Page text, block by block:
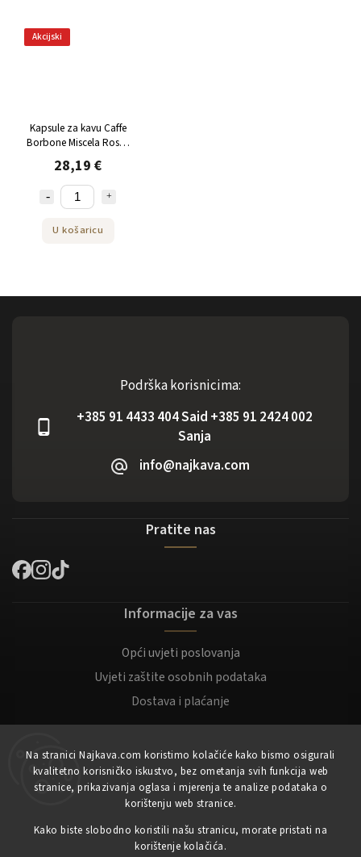
Na stranici Najkava.com koristimo kolačiće kako bismo osigurali
kvalitetno korisničko iskustvo, bez ometanja svih funkcija web
stranice, prikazivanja oglasa i mjerenja te analize podataka o
korištenju web stranice.
Kako biste slobodno koristili našu stranicu, morate pristati na
korištenje kolačića.
Akcijski
Kapsule za kavu Caffe
Borbone Miscela Rossa
za Nespresso 100 kom
28,19 €
U košaricu
Podrška korisnicima:
+385 91 4433 404 Said +385 91 2424 002
Sanja
info@najkava.com
Pratite nas
Informacije za vas
Opći uvjeti poslovanja
Uvjeti zaštite osobnih podataka
Dostava i plaćanje
Moj račun
Registracija
Prijaviti se